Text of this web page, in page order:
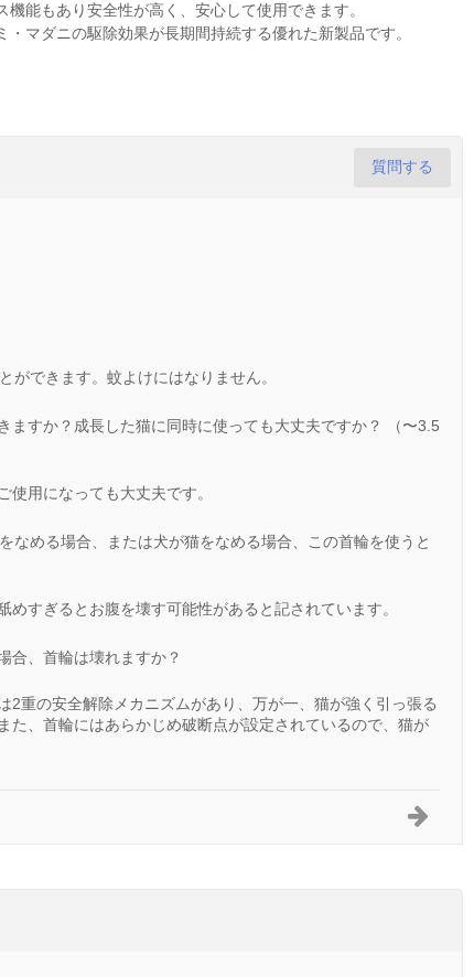
機能もあり安全性が高く、安心して使用できます。
・マダニの駆除効果が長期間持続する優れた新製品です。
質問する
ができます。蚊よけにはなりません。
ますか？成長した猫に同時に使っても大丈夫ですか？ （〜3.5
用になっても大丈夫です。
なめる場合、または犬が猫をなめる場合、この首輪を使うと
すぎるとお腹を壊す可能性があると記されています。
合、首輪は壊れますか？
重の安全解除メカニズムがあり、万が一、猫が強く引っ張る
た、首輪にはあらかじめ破断点が設定されているので、猫が